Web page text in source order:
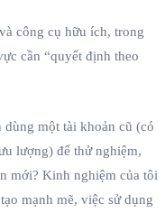
công cụ hữu ích, trong
cần “quyết định theo
một tài khoản cũ (có
lượng) để thử nghiệm,
mới? Kinh nghiệm của tôi
mạnh mẽ, việc sử dụng